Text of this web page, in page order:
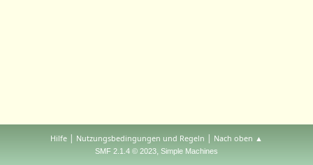
Hilfe | Nutzungsbedingungen und Regeln | Nach oben ▲
SMF 2.1.4 © 2023, Simple Machines